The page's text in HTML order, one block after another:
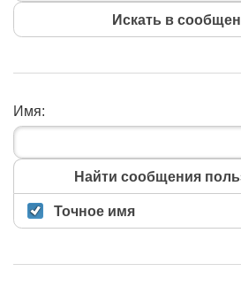
Искать в
Имя:
Найти сообщения
Точное имя